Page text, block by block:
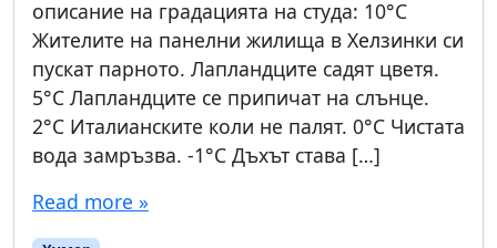
описание на градацията на студа: 10°C
Жителите на панелни жилища в Хелзинки си
пускат парното. Лапландците садят цветя.
5°С Лапландците се припичат на слънце.
2°C Италианските коли не палят. 0°C Чистата
вода замръзва. -1°C Дъхът става […]
Read more »